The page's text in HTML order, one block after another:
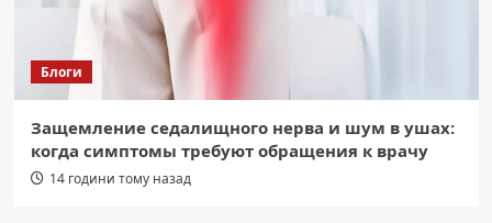
Блоги
Защемление седалищного нерва и шум в ушах:
когда симптомы требуют обращения к врачу
14 години тому назад